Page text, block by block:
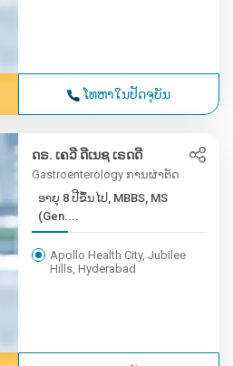
ໂທຫາໃນປັດຈຸບັນ
ດຣ. ເຄວີ ດີເນຊ ເຣດດີ
Gastroenterology ການຜ່າຕັດ
ອາຍຸ 8 ປີຂຶ້ນໄປ, MBBS, MS
(Gen....
Apollo Health City, Jubilee
Hills, Hyderabad